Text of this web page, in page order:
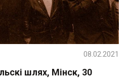
шлях, Мінск, 30
08.02.2021